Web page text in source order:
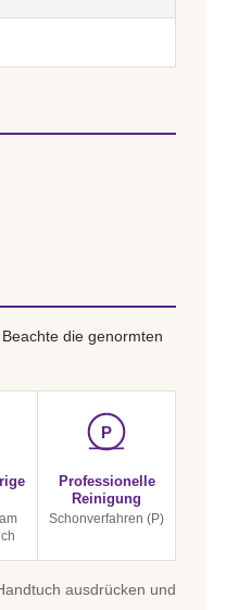
die genormten
P
Professionelle
Reinigung
Schonverfahren (P)
ausdrücken und